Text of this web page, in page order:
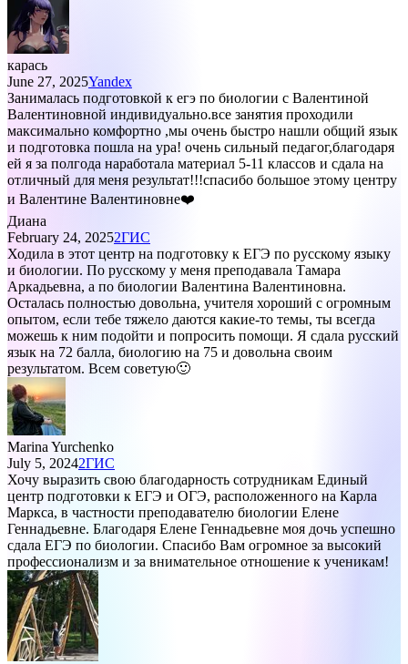
карась
June 27, 2025Yandex
Занималась подготовкой к егэ по биологии с Валентиной
Валентиновной индивидуально.все занятия проходили
максимально комфортно ,мы очень быстро нашли общий язык
и подготовка пошла на ура! очень сильный педагог,благодаря
ей я за полгода наработала материал 5-11 классов и сдала на
отличный для меня результат!!!спасибо большое этому центру
и Валентине Валентиновне❤️
Диана
February 24, 20252ГИС
Ходила в этот центр на подготовку к ЕГЭ по русскому языку
и биологии. По русскому у меня преподавала Тамара
Аркадьевна, а по биологии Валентина Валентиновна.
Осталась полностью довольна, учителя хороший с огромным
опытом, если тебе тяжело даются какие-то темы, ты всегда
можешь к ним подойти и попросить помощи. Я сдала русский
язык на 72 балла, биологию на 75 и довольна своим
результатом. Всем советую🙂
Marina Yurchenko
July 5, 20242ГИС
Хочу выразить свою благодарность сотрудникам Единый
центр подготовки к ЕГЭ и ОГЭ, расположенного на Карла
Маркса, в частности преподавателю биологии Елене
Геннадьевне. Благодаря Елене Геннадьевне моя дочь успешно
сдала ЕГЭ по биологии. Спасибо Вам огромное за высокий
профессионализм и за внимательное отношение к ученикам!